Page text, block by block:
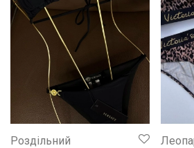
Роздільний